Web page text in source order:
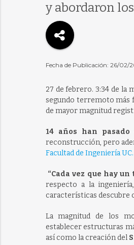
y abordaron
Fecha de Publicación: 26/02/
27 de febrero. 3:34 de la
segundo terremoto más
de mayor magnitud
14 años han pasado
reconstrucción, pero
Facultad de Ingeniería UC.
“Cada vez que hay
respecto a la
características descubre
La magnitud de los
establecer estructuras
así como la creación del